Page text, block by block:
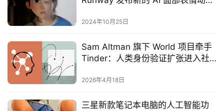
2024年10月25日
Sam Altman 旗下 World 项目牵手
Tinder：人类身份验证扩张进入社
2026年4月18日
三星新款笔记本电脑的人工智能功